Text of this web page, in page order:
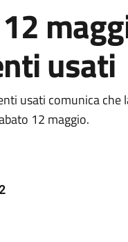
usati
usati comunica che
12 maggio.